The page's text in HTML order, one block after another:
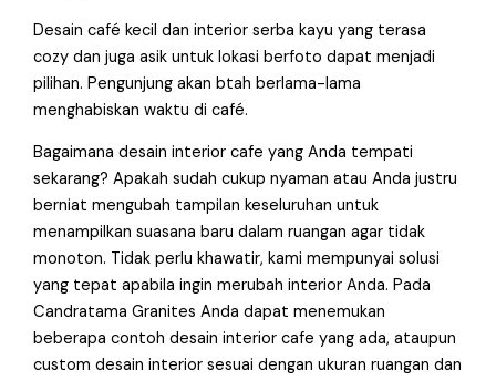
Desain café kecil dan interior serba kayu yang terasa
cozy dan juga asik untuk lokasi berfoto dapat menjadi
pilihan. Pengunjung akan btah berlama-lama
menghabiskan waktu di café.
Bagaimana desain interior cafe yang Anda tempati
sekarang? Apakah sudah cukup nyaman atau Anda justru
berniat mengubah tampilan keseluruhan untuk
menampilkan suasana baru dalam ruangan agar tidak
monoton. Tidak perlu khawatir, kami mempunyai solusi
yang tepat apabila ingin merubah interior Anda. Pada
Candratama Granites Anda dapat menemukan
beberapa contoh desain interior cafe yang ada, ataupun
custom desain interior sesuai dengan ukuran ruangan dan